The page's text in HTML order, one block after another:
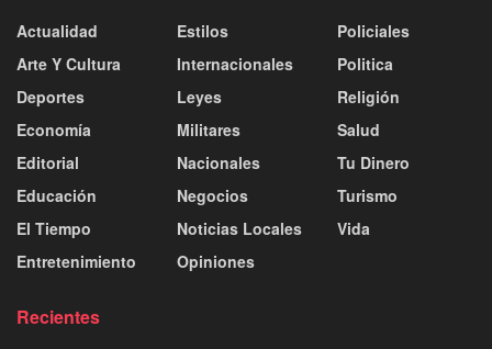
Actualidad
Arte Y Cultura
Deportes
Economía
Editorial
Educación
El Tiempo
Entretenimiento
Estilos
Internacionales
Leyes
Militares
Nacionales
Negocios
Noticias Locales
Opiniones
Policiales
Politica
Religión
Salud
Tu Dinero
Turismo
Vida
Recientes